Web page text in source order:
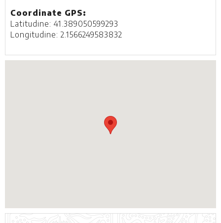
Coordinate GPS:
Latitudine: 41.389050599293
Longitudine: 2.1566249583832